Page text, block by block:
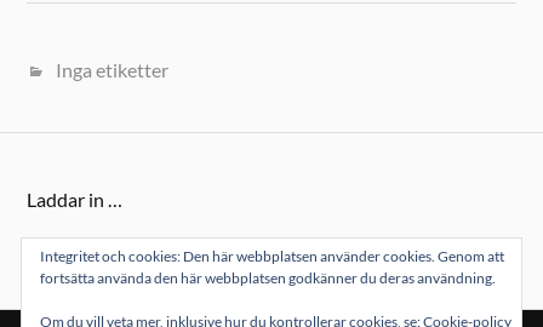
Inga etiketter
Laddar in …
Integritet och cookies: Den här webbplatsen använder cookies. Genom att
fortsätta använda den här webbplatsen godkänner du deras användning.
Om du vill veta mer, inklusive hur du kontrollerar cookies, se:Cookie-policy